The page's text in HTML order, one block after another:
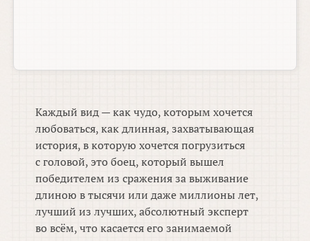
Каждый вид — как чудо, которым хочется
любоваться, как длинная, захватывающая
история, в которую хочется погрузиться
с головой, это боец, который вышел
победителем из сражения за выживание
длиною в тысячи или даже миллионы лет,
лучший из лучших, абсолютный эксперт
во всём, что касается его занимаемой